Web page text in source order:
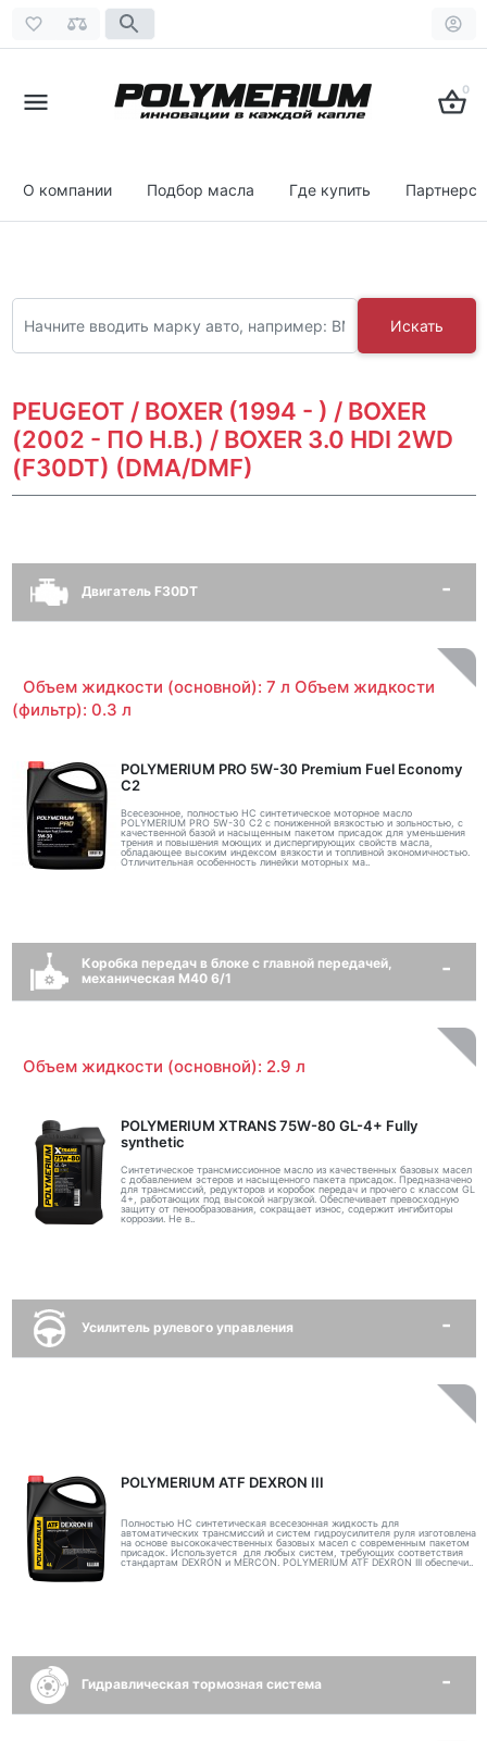
0
О компании Подбор масла Где купить
Искать
PEUGEOT / BOXER (1994 - ) / BOXER
(2002 - ПО Н.В.) / BOXER 3.0 HDI 2WD
(F30DT) (DMA/DMF)
Двигатель F30DT
Объем жидкости (основной): 7 л Объем жидкости
(фильтр): 0.3 л
POLYMERIUM PRO 5W-30 Premium Fuel Economy
С2
Всесезонное, полностью HC синтетическое моторное масло
POLYMERIUM PRO 5W-30 C2 с пониженной вязкостью и зольностью, с
качественной базой и насыщенным пакетом присадок для уменьшения
трения и повышения моющих и диспергирующих свойств масла,
обладающее высоким индексом вязкости и топливной экономичностью.
Отличительная особенность линейки моторных ма..
Коробка передач в блоке с главной передачей,
механическая M40 6/1
Объем жидкости (основной): 2.9 л
POLYMERIUM XTRANS 75W-80 GL-4+ Fully
synthetic
Синтетическое трансмиссионное масло из качественных базовых масел
с добавлением эстеров и насыщенного пакета присадок. Предназначено
для трансмиссий, редукторов и коробок передач и прочего с классом GL
4+, работающих под высокой нагрузкой. Обеспечивает превосходную
защиту от пенообразования, сокращает износ, содержит ингибиторы
коррозии. Не в..
Усилитель рулевого управления
POLYMERIUM ATF DEXRON III
Полностью НС синтетическая всесезонная жидкость для
автоматических трансмиссий и систем гидроусилителя руля изготовлена
на основе высококачественных базовых масел с современным пакетом
присадок. Используется для любых систем, требующих соответствия
стандартам DEXRON и MERCON. POLYMERIUM ATF DEXRON III обеспечи..
Гидравлическая тормозная система